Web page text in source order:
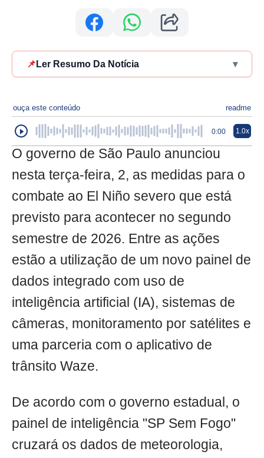
📌 Ler Resumo Da Notícia ▾
ouça este conteúdo readme
0:00 1.0x
O governo de São Paulo anunciou
nesta terça-feira, 2, as medidas para o
combate ao El Niño severo que está
previsto para acontecer no segundo
semestre de 2026. Entre as ações
estão a utilização de um novo painel de
dados integrado com uso de
inteligência artificial (IA), sistemas de
câmeras, monitoramento por satélites e
uma parceria com o aplicativo de
trânsito Waze.
De acordo com o governo estadual, o
painel de inteligência "SP Sem Fogo"
cruzará os dados de meteorologia,